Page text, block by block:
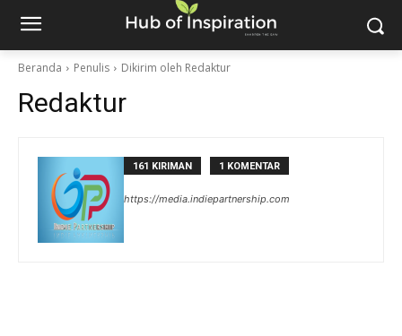
Beranda Penulis Dikirim oleh Redaktur
Redaktur
161 KIRIMAN 1 KOMENTAR
https://media.indiepartnership.com